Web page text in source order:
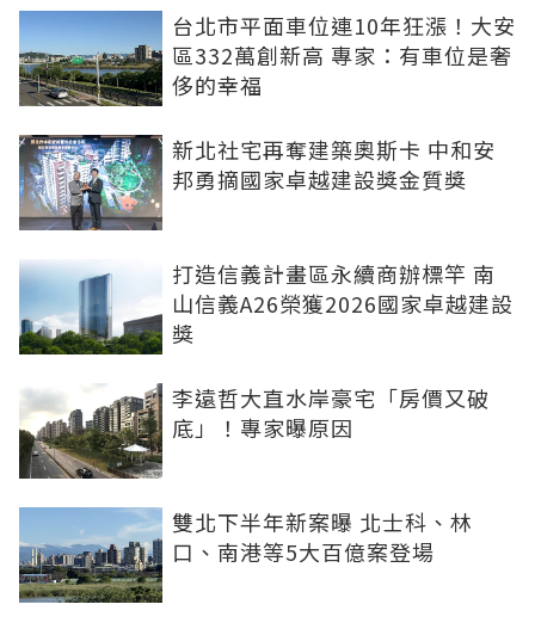
台北市平面車位連10年狂漲！大安
區332萬創新高 專家：有車位是奢
侈的幸福
新北社宅再奪建築奧斯卡 中和安
邦勇摘國家卓越建設獎金質獎
打造信義計畫區永續商辦標竿 南
山信義A26榮獲2026國家卓越建設
獎
李遠哲大直水岸豪宅「房價又破
底」！專家曝原因
雙北下半年新案曝 北士科、林
口、南港等5大百億案登場